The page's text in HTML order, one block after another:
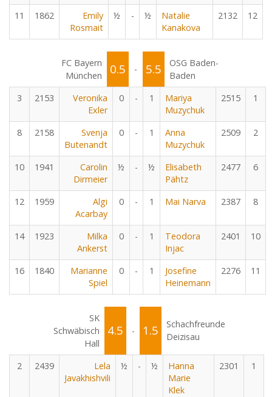
11 1862
Emily
Rosmait
½ - ½
Natalie
Kanakova
2132 12
FC Bayern
München
0.5 - 5.5
OSG Baden-
Baden
3
2153
Veronika
Exler
0 - 1
Mariya
Muzychuk
2515 1
8 2158
Svenja
Butenandt
0 - 1
Anna
Muzychuk
2509 2
10 1941
Carolin
Dirmeier
½ - ½
Elisabeth
Pähtz
2477 6
12 1959
Algi
Acarbay
0 - 1 Mai Narva 2387 8
14 1923
Milka
Ankerst
0 - 1
Teodora
Injac
2401 10
16 1840
Marianne
Spiel
0 - 1
Josefine
Heinemann
2276 11
SK
Schwäbisch
Hall
4.5 - 1.5
Schachfreunde
Deizisau
2 2439
Lela
Javakhishvili
½ - ½
Hanna
Marie
Klek
2301 1